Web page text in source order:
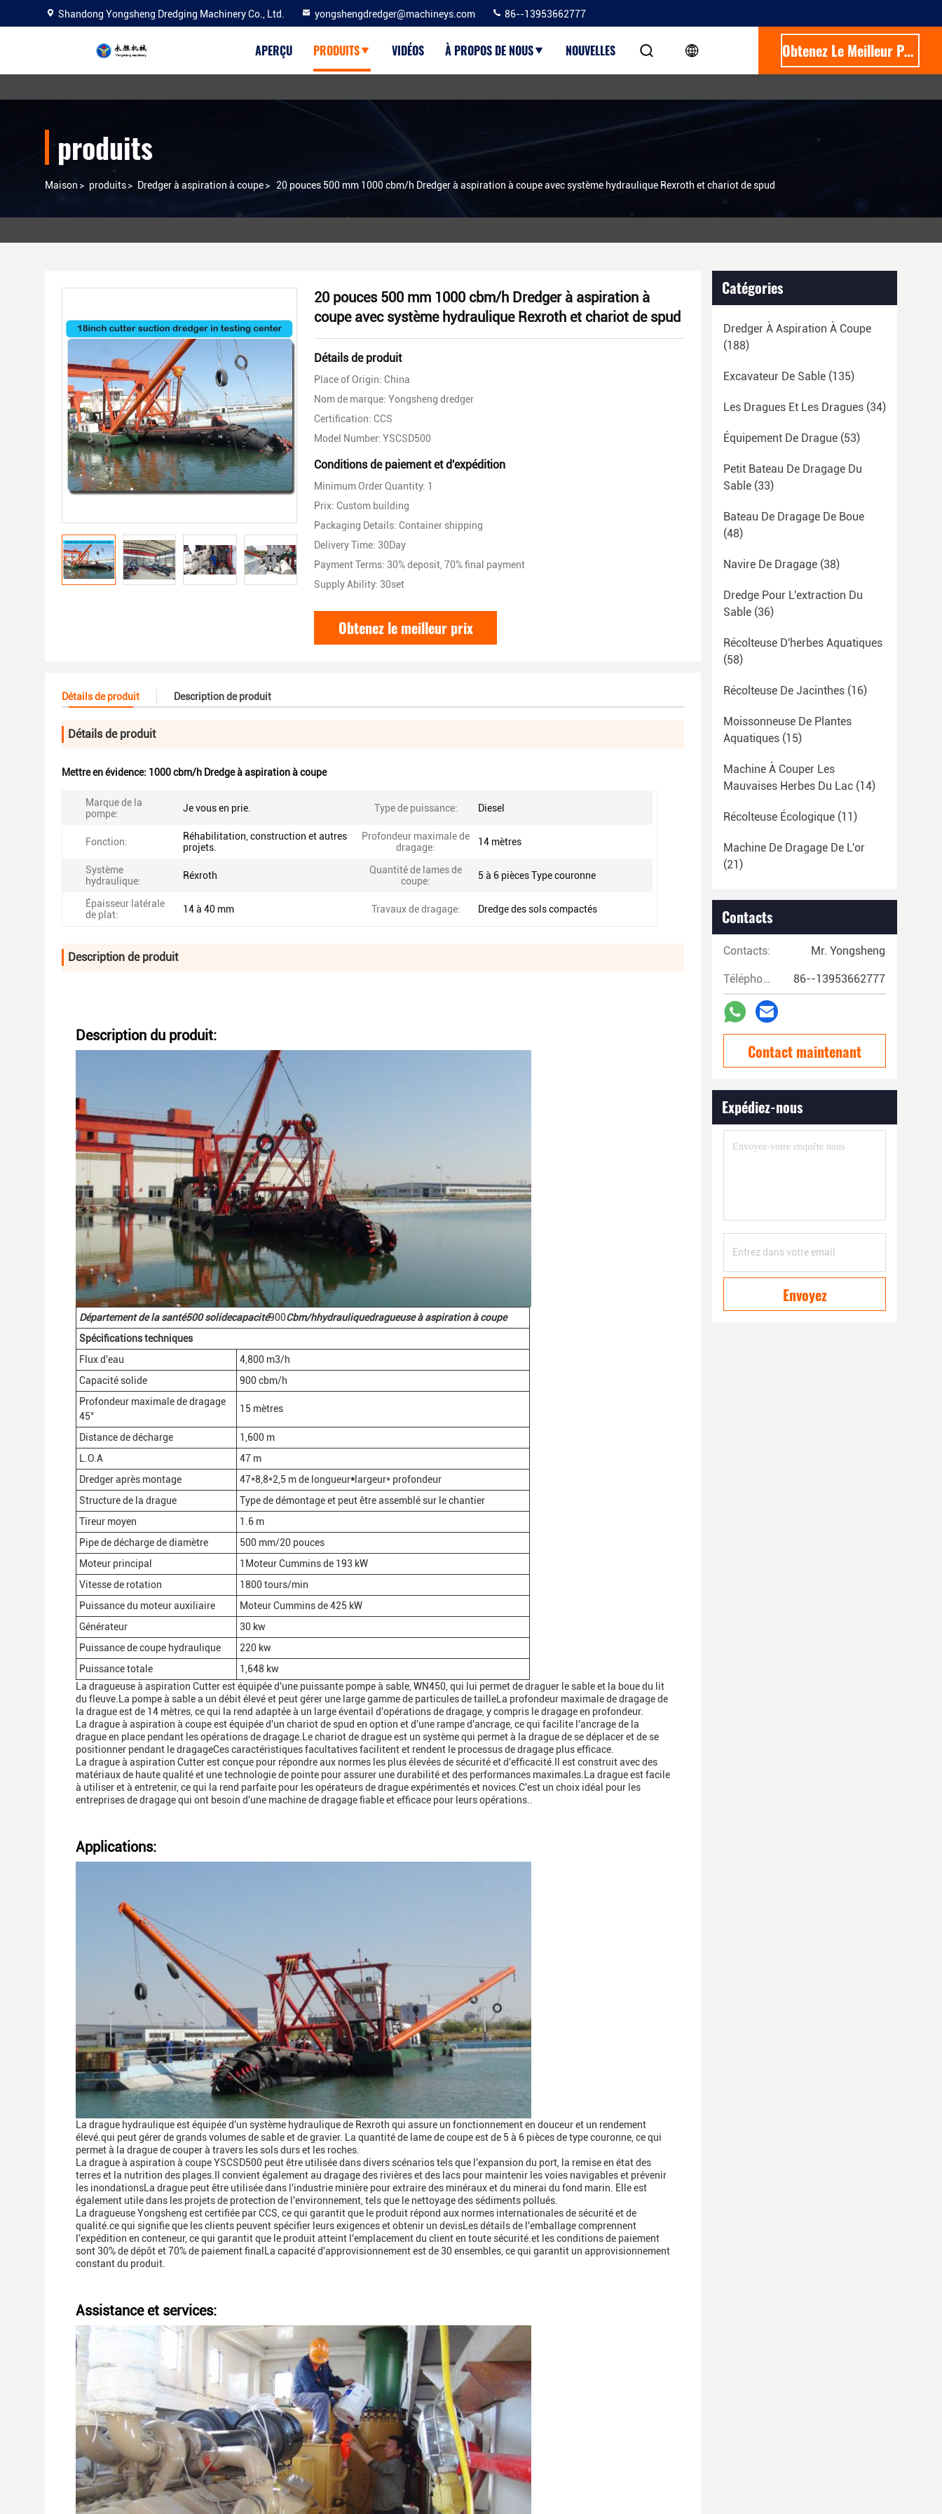
Shandong Yongsheng Dredging Machinery Co., Ltd. yongshengdredger@machineys.com 86--13953662777
APERÇU PRODUITS VIDÉOS À PROPOS DE NOUS NOUVELLES Obtenez Le Meilleur Prix
produits
Maison > produits> Dredger à aspiration à coupe> 20 pouces 500 mm 1000 cbm/h Dredger à aspiration à coupe avec système hydraulique Rexroth et chariot de spud
20 pouces 500 mm 1000 cbm/h Dredger à aspiration à
coupe avec système hydraulique Rexroth et chariot de spud
Détails de produit
Place of Origin: China
Nom de marque: Yongsheng dredger
Certification: CCS
Model Number: YSCSD500
Conditions de paiement et d'expédition
Minimum Order Quantity: 1
Prix: Custom building
Packaging Details: Container shipping
Delivery Time: 30Day
Payment Terms: 30% deposit, 70% final payment
Supply Ability: 30set
Obtenez le meilleur prix
Détails de produit Description de produit
Détails de produit
Mettre en évidence: 1000 cbm/h Dredge à aspiration à coupe
Marque de la
pompe:
Je vous en prie. Type de puissance: Diesel
Fonction:
Réhabilitation, construction et autres
projets.
Profondeur maximale de
dragage:
14 mètres
Système
hydraulique:
Réxroth
Quantité de lames de
coupe:
5 à 6 pièces Type couronne
Épaisseur latérale
de plat:
14 à 40 mm Travaux de dragage: Dredge des sols compactés
Description de produit
Description du produit:
Département de la santé500 solidecapacité900Cbm/hhydrauliquedragueuse à aspiration à coupe
Spécifications techniques
Flux d'eau
4,800 m3/h
Capacité solide
900 cbm/h
Profondeur maximale de dragage
45°
15 mètres
Distance de décharge
1,600 m
L.O.A
47 m
Dredger après montage
47*8,8*2,5 m de longueur* largeur* profondeur
Structure de la drague
Type de démontage et peut être assemblé sur le chantier
Tireur moyen
1.6 m
Pipe de décharge de diamètre
500 mm/20 pouces
Moteur principal
1Moteur Cummins de 193 kW
Vitesse de rotation
1800 tours/min
Puissance du moteur auxiliaire
Moteur Cummins de 425 kW
Générateur
30 kw
Puissance de coupe hydraulique
220 kw
Puissance totale
1,648 kw
La dragueuse à aspiration Cutter est équipée d'une puissante pompe à sable, WN450, qui lui permet de draguer le sable et la boue du lit
du fleuve.La pompe à sable a un débit élevé et peut gérer une large gamme de particules de tailleLa profondeur maximale de dragage de
la drague est de 14 mètres, ce qui la rend adaptée à un large éventail d'opérations de dragage, y compris le dragage en profondeur.
La drague à aspiration à coupe est équipée d'un chariot de spud en option et d'une rampe d'ancrage, ce qui facilite l'ancrage de la
drague en place pendant les opérations de dragage.Le chariot de drague est un système qui permet à la drague de se déplacer et de se
positionner pendant le dragageCes caractéristiques facultatives facilitent et rendent le processus de dragage plus efficace.
La drague à aspiration Cutter est conçue pour répondre aux normes les plus élevées de sécurité et d'efficacité.Il est construit avec des
matériaux de haute qualité et une technologie de pointe pour assurer une durabilité et des performances maximales.La drague est facile
à utiliser et à entretenir, ce qui la rend parfaite pour les opérateurs de drague expérimentés et novices.C'est un choix idéal pour les
entreprises de dragage qui ont besoin d'une machine de dragage fiable et efficace pour leurs opérations..
Applications:
La drague hydraulique est équipée d'un système hydraulique de Rexroth qui assure un fonctionnement en douceur et un rendement
élevé.qui peut gérer de grands volumes de sable et de gravier. La quantité de lame de coupe est de 5 à 6 pièces de type couronne, ce qui
permet à la drague de couper à travers les sols durs et les roches.
La drague à aspiration à coupe YSCSD500 peut être utilisée dans divers scénarios tels que l'expansion du port, la remise en état des
terres et la nutrition des plages.Il convient également au dragage des rivières et des lacs pour maintenir les voies navigables et prévenir
les inondationsLa drague peut être utilisée dans l'industrie minière pour extraire des minéraux et du minerai du fond marin. Elle est
également utile dans les projets de protection de l'environnement, tels que le nettoyage des sédiments pollués.
La dragueuse Yongsheng est certifiée par CCS, ce qui garantit que le produit répond aux normes internationales de sécurité et de
qualité.ce qui signifie que les clients peuvent spécifier leurs exigences et obtenir un devisLes détails de l'emballage comprennent
l'expédition en conteneur, ce qui garantit que le produit atteint l'emplacement du client en toute sécurité.et les conditions de paiement
sont 30% de dépôt et 70% de paiement finalLa capacité d'approvisionnement est de 30 ensembles, ce qui garantit un approvisionnement
constant du produit.
Assistance et services:
Catégories
Dredger À Aspiration À Coupe
(188)
Excavateur De Sable (135)
Les Dragues Et Les Dragues (34)
Équipement De Drague (53)
Petit Bateau De Dragage Du
Sable (33)
Bateau De Dragage De Boue
(48)
Navire De Dragage (38)
Dredge Pour L'extraction Du
Sable (36)
Récolteuse D'herbes Aquatiques
(58)
Récolteuse De Jacinthes (16)
Moissonneuse De Plantes
Aquatiques (15)
Machine À Couper Les
Mauvaises Herbes Du Lac (14)
Récolteuse Écologique (11)
Machine De Dragage De L'or
(21)
Contacts
Contacts: Mr. Yongsheng
Téléphone: 86--13953662777
Contact maintenant
Expédiez-nous
Envoyez